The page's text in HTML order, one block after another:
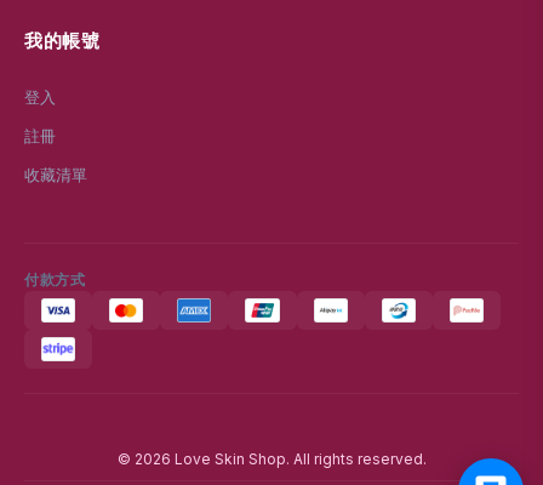
我的帳號
登入
註冊
收藏清單
付款方式
© 2026 Love Skin Shop. All rights reserved.